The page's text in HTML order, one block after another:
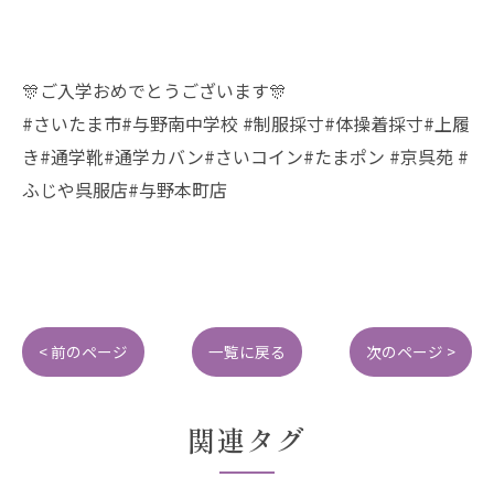
🎊ご入学おめでとうございます🎊
#さいたま市#与野南中学校 #制服採寸#体操着採寸#上履
き#通学靴#通学カバン#さいコイン#たまポン #京呉苑 #
ふじや呉服店#与野本町店
< 前のページ 一覧に戻る 次のページ >
関連タグ